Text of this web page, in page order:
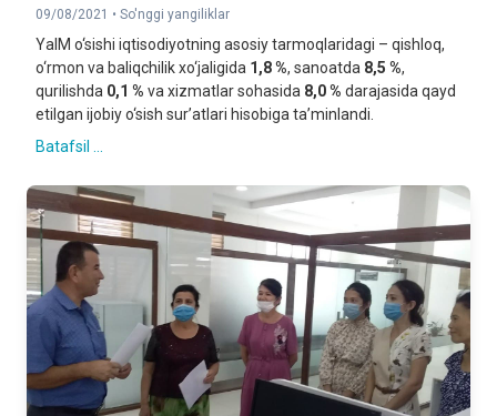
09/08/2021 • So'nggi yangiliklar
YaIM o‘sishi iqtisodiyotning asosiy tarmoqlaridagi – qishloq,
o‘rmon va baliqchilik xo‘jaligida 1,8 %, sanoatda 8,5 %,
qurilishda 0,1 % va xizmatlar sohasida 8,0 % darajasida qayd
etilgan ijobiy o‘sish sur’atlari hisobiga ta’minlandi.
Batafsil ...